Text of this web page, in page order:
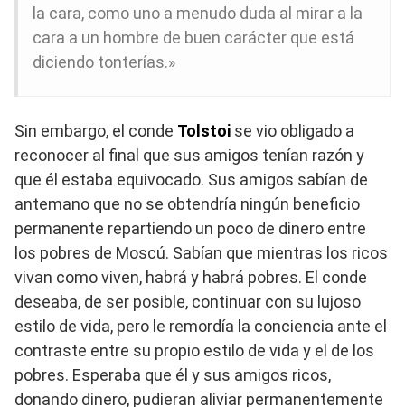
la cara, como uno a menudo duda al mirar a la
cara a un hombre de buen carácter que está
diciendo tonterías.»
Sin embargo, el conde Tolstoi se vio obligado a
reconocer al final que sus amigos tenían razón y
que él estaba equivocado. Sus amigos sabían de
antemano que no se obtendría ningún beneficio
permanente repartiendo un poco de dinero entre
los pobres de Moscú. Sabían que mientras los ricos
vivan como viven, habrá y habrá pobres. El conde
deseaba, de ser posible, continuar con su lujoso
estilo de vida, pero le remordía la conciencia ante el
contraste entre su propio estilo de vida y el de los
pobres. Esperaba que él y sus amigos ricos,
donando dinero, pudieran aliviar permanentemente